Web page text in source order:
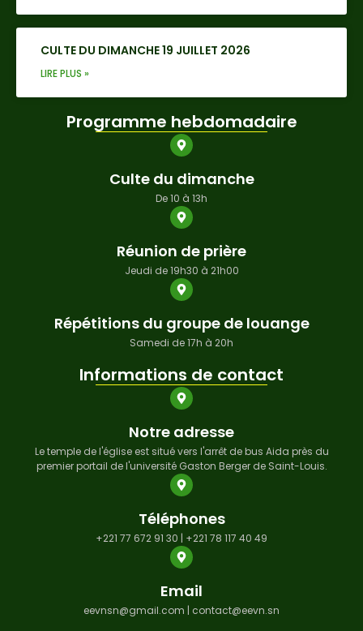
Informations de contact
Notre adresse
Le temple de l'église est situé vers l'arrêt de bus Aida près du
premier portail de l'université Gaston Berger de Saint-Louis.
Téléphones
+221 77 672 91 30 | +221 78 117 40 49
Email
eevnsn@gmail.com | contact@eevn.sn
Programme hebdomadaire
Culte du dimanche
De 10 à 13h
Réunion de prière
Jeudi de 19h30 à 21h00
Répétitions du groupe de louange
Samedi de 17h à 20h
CULTE DU DIMANCHE 19 JUILLET 2026
LIRE PLUS »